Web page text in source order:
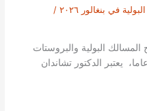
في بنغالور ٢٠٢٦
/
البولية والبروستات
في بنغالور. مع خبرة أكثر من ١٠ عاما، يعتبر الدكتور تشاندان